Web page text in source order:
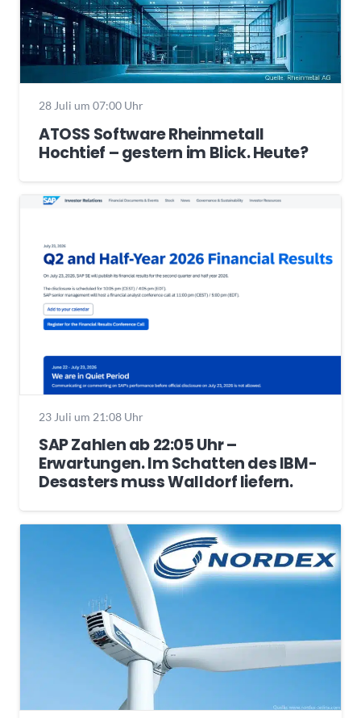
28 Juli um 07:00 Uhr
ATOSS Software Rheinmetall
Hochtief – gestern im Blick. Heute?
23 Juli um 21:08 Uhr
SAP Zahlen ab 22:05 Uhr –
Erwartungen. Im Schatten des IBM-
Desasters muss Walldorf liefern.